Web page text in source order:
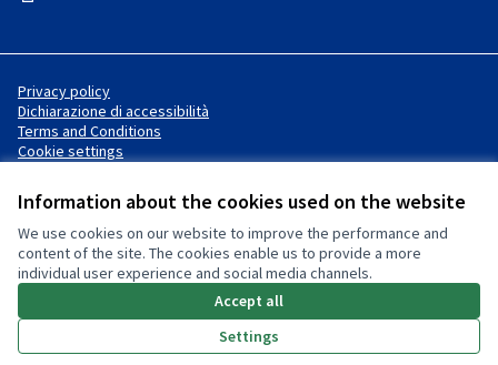
Information about the cookies used on the website
We use cookies on our website to improve the performance and
content of the site. The cookies enable us to provide a more
individual user experience and social media channels.
Accept all
Settings
Privacy policy
Dichiarazione di accessibilità
Terms and Conditions
Cookie settings
Creative Commons License
(External link)Website made withfree software
(External link)
.